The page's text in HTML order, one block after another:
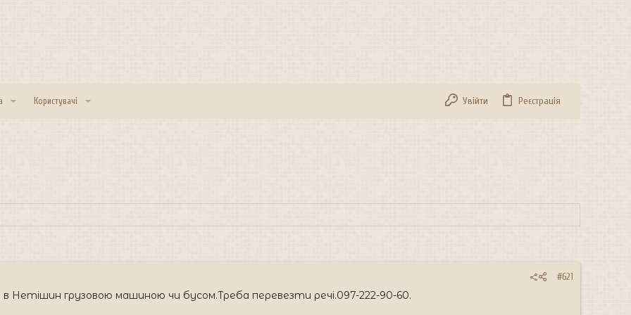
Користувачі Увійти Реєстрація
#621
Нетішин грузовою машиною чи бусом.Треба перевезти речі.097-222-90-60.